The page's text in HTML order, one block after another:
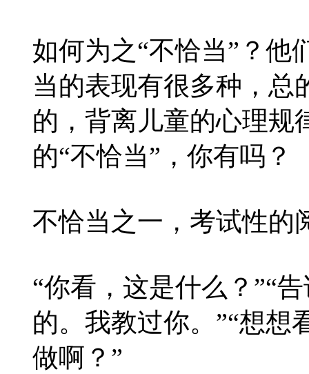
如何为之“不恰当”？他
当的表现有很多种，总
的，背离儿童的心理规
的“不恰当”，你有吗？
不恰当之一，考试性的
“你看，这是什么？”“
的。我教过你。”“想想
做啊？”